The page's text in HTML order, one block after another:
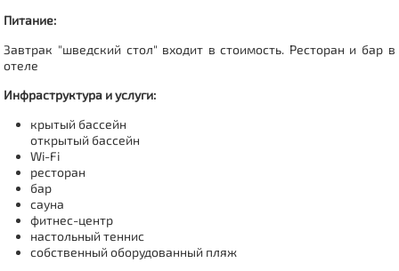
Питание:
Завтрак "шведский стол" входит в стоимость. Ресторан и бар в
отеле
Инфраструктура и услуги:
крытый бассейн
открытый бассейн
Wi-Fi
ресторан
бар
сауна
фитнес-центр
настольный теннис
собственный оборудованный пляж